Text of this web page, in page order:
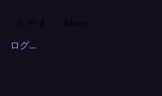
ビデオ
More
ログイン